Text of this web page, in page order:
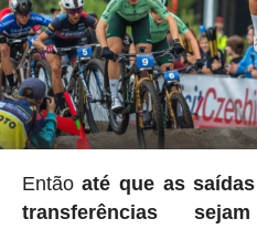
Entãoaté que as
transferências